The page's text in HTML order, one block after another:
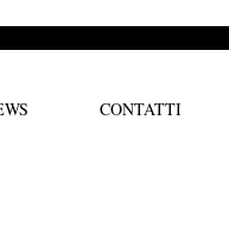
CONTATTI